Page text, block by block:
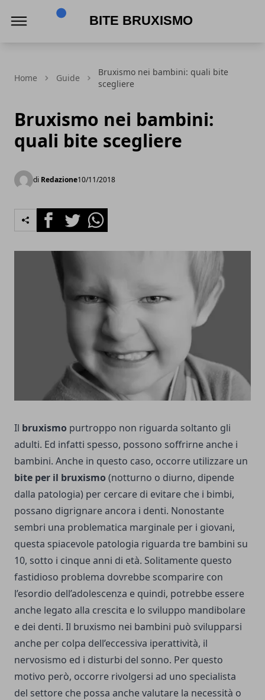
Home Guide
Bruxismo nei bambini: quali bite
scegliere
Bruxismo nei bambini:
quali bite scegliere
di Redazione10/11/2018
FacebookTwitterWhatsapp
Il bruxismo purtroppo non riguarda soltanto gli
adulti. Ed infatti spesso, possono soffrirne anche i
bambini. Anche in questo caso, occorre utilizzare un
bite per il bruxismo (notturno o diurno, dipende
dalla patologia) per cercare di evitare che i bimbi,
possano digrignare ancora i denti. Nonostante
sembri una problematica marginale per i giovani,
questa spiacevole patologia riguarda tre bambini su
10, sotto i cinque anni di età. Solitamente questo
fastidioso problema dovrebbe scomparire con
l’esordio dell’adolescenza e quindi, potrebbe essere
anche legato alla crescita e lo sviluppo mandibolare
e dei denti. Il bruxismo nei bambini può svilupparsi
anche per colpa dell’eccessiva iperattività, il
nervosismo ed i disturbi del sonno. Per questo
motivo però, occorre rivolgersi ad uno specialista
del settore che possa anche valutare la necessità o